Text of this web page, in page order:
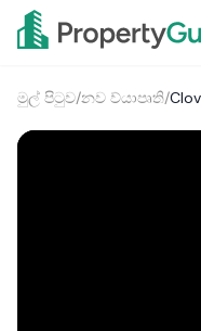
මුල් පිටුව/නව ව්යාපෘති/